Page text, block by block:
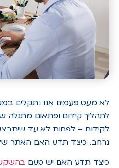
לא מעט פעמים אנו נתקלים
לתהליך קידום ופתאום
לקידום – לפחות לא עד
נרחב. כיצד תדע האם האתר
כיצד תדע האם יש טעם